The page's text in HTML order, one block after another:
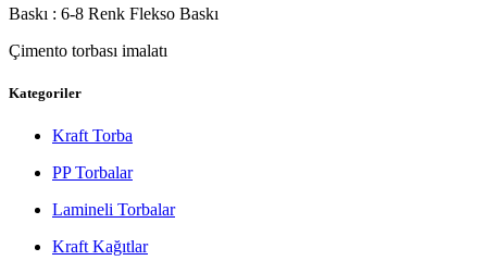
Baskı : 6-8 Renk Flekso Baskı
Çimento torbası imalatı
Kategoriler
Kraft Torba
PP Torbalar
Lamineli Torbalar
Kraft Kağıtlar